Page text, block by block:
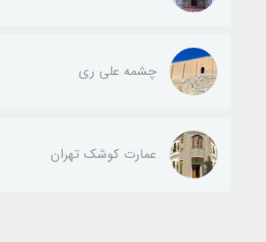
چشمه علی ری
عمارت کوشک تهران